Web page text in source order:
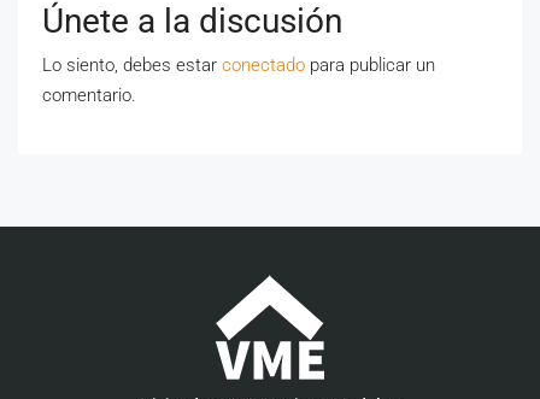
Únete a la discusión
Lo siento, debes estar conectado para publicar un
comentario.